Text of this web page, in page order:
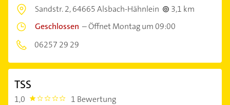
Sandstr. 2,64665 Alsbach-Hähnlein
3,1 km
Geschlossen –Öffnet Montag um 09:00
06257 29 29
TSS
1,0 1.0 1 Bewertung